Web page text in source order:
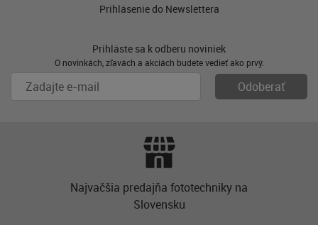
Prihlásenie do Newslettera
Prihláste sa k odberu noviniek
O novinkách, zľavách a akciách budete vedieť ako prvý.
Najvačšia predajňa fototechniky na
Slovensku